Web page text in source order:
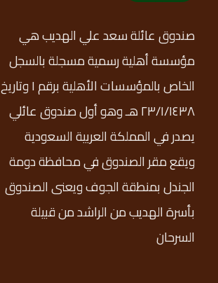
صندوق عائلة سعد علي الهديب هي
مؤسسة أهلية رسمية مسجلة بالسجل
الخاص بالمؤسسات الأهلية برقم ١ وتاريخ
٢٣/١/١٤٣٨ هـ وهو أول صندوق عائلي
يصدر في المملكة العربية السعودية
ويقع مقر الصندوق في محافظة دومة
الجندل بمنطقة الجوف ويعنى الصندوق
بأسرة الهديب من الراشد من قبيلة
السرحان